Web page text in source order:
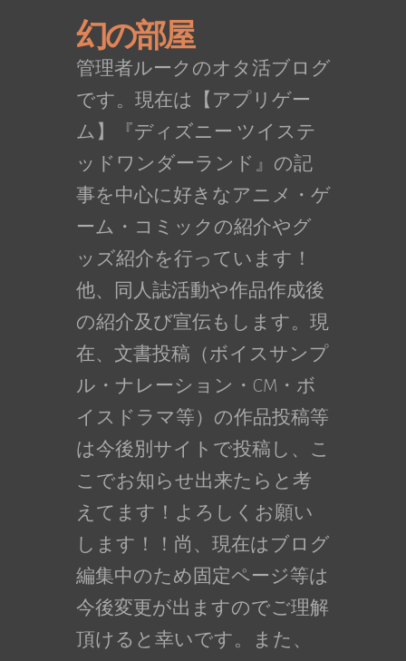
幻の部屋
管理者ルークのオタ活ブログ
です。現在は【アプリゲー
ム】『ディズニー ツイステ
ッドワンダーランド』の記
事を中心に好きなアニメ・ゲ
ーム・コミックの紹介やグ
ッズ紹介を行っています！
他、同人誌活動や作品作成後
の紹介及び宣伝もします。現
在、文書投稿（ボイスサンプ
ル・ナレーション・CM・ボ
イスドラマ等）の作品投稿等
は今後別サイトで投稿し、こ
こでお知らせ出来たらと考
えてます！よろしくお願い
します！！尚、現在はブログ
編集中のため固定ページ等は
今後変更が出ますのでご理解
頂けると幸いです。また、